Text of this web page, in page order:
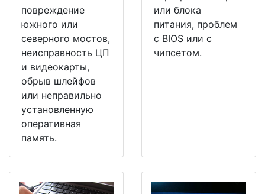
повреждение
южного или
северного мостов,
неисправность ЦП
и видеокарты,
обрыв шлейфов
или неправильно
установленную
оперативная
память.
или блока
питания, проблем
с BIOS или с
чипсетом.